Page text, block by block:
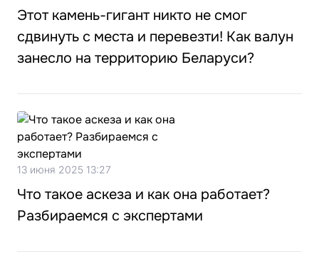
Этот камень-гигант никто не смог
сдвинуть с места и перевезти! Как валун
занесло на территорию Беларуси?
13 июня 2025 13:27
Что такое аскеза и как она работает?
Разбираемся с экспертами